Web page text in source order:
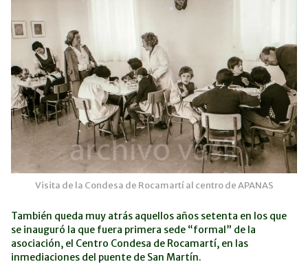
Visita de la Condesa de Rocamartí al centro de APANAS
También queda muy atrás aquellos años setenta en los que
se inauguró la que fuera primera sede “formal” de la
asociación, el Centro Condesa de Rocamartí, en las
inmediaciones del puente de San Martín.